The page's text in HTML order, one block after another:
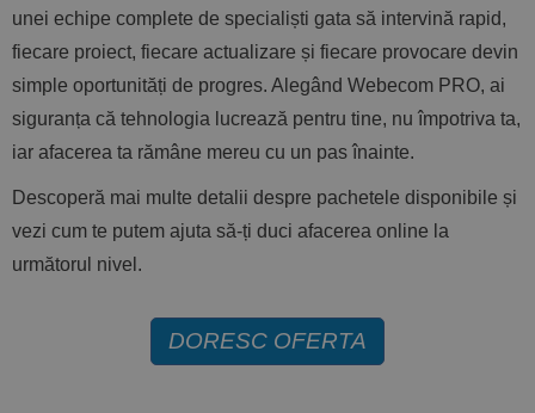
unei echipe complete de specialiști gata să intervină rapid,
fiecare proiect, fiecare actualizare și fiecare provocare devin
simple oportunități de progres. Alegând Webecom PRO, ai
siguranța că tehnologia lucrează pentru tine, nu împotriva ta,
iar afacerea ta rămâne mereu cu un pas înainte.
Descoperă mai multe detalii despre pachetele disponibile și
vezi cum te putem ajuta să-ți duci afacerea online la
următorul nivel.
DORESC OFERTA